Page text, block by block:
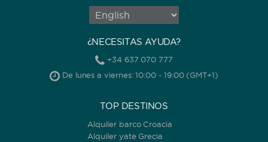
¿NECESITAS AYUDA?
+34 637 070 777
De lunes a viernes: 10:00 - 19:00 (GMT+1)
TOP DESTINOS
Alquiler barco Croacia
Alquiler yate Grecia